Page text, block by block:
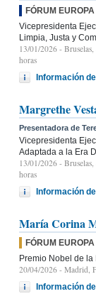
FÓRUM
Vicepresidenta
Limpia, Justa y
13/01/2026 -
horas
Información
Margrethe
Presentadora de
Vicepresidenta
Adaptada a la Era
13/01/2026 -
horas
Información
María Corina
FÓRUM EUROPA
Premio Nobel de
20/04/2026 - Madrid,
Información